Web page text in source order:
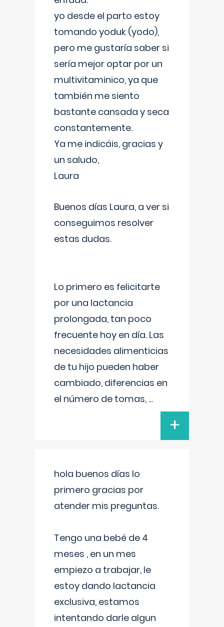
yo desde el parto estoy
tomando yoduk (yodo),
pero me gustaría saber si
sería mejor optar por un
multivitaminico, ya que
también me siento
bastante cansada y seca
constantemente.
Ya me indicáis, gracias y
un saludo,
Laura
Buenos días Laura, a ver si
conseguimos resolver
estas dudas.
Lo primero es felicitarte
por una lactancia
prolongada, tan poco
frecuente hoy en día. Las
necesidades alimenticias
de tu hijo pueden haber
cambiado, diferencias en
el número de tomas, ...
+
hola buenos días lo
primero gracias por
atender mis preguntas.
Tengo una bebé de 4
meses , en un mes
empiezo a trabajar, le
estoy dando lactancia
exclusiva, estamos
intentando darle algun